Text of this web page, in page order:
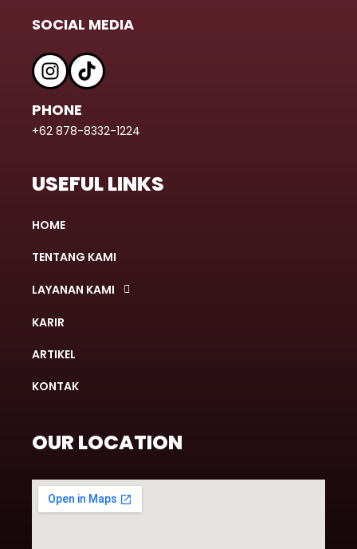
SOCIAL MEDIA
PHONE
+62 878-8332-1224
USEFUL LINKS
HOME
TENTANG KAMI
LAYANAN KAMI
KARIR
ARTIKEL
KONTAK
OUR LOCATION